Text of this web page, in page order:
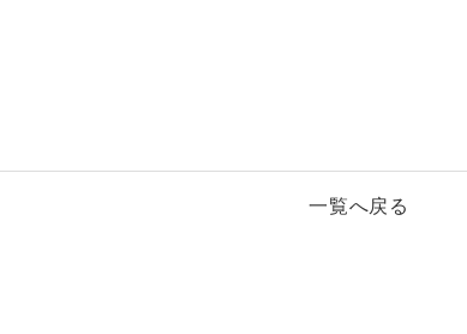
一覧へ戻る